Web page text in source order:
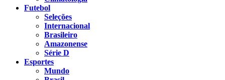
Futebol
Seleções
Internacional
Brasileiro
Amazonense
Série D
Esportes
Mundo